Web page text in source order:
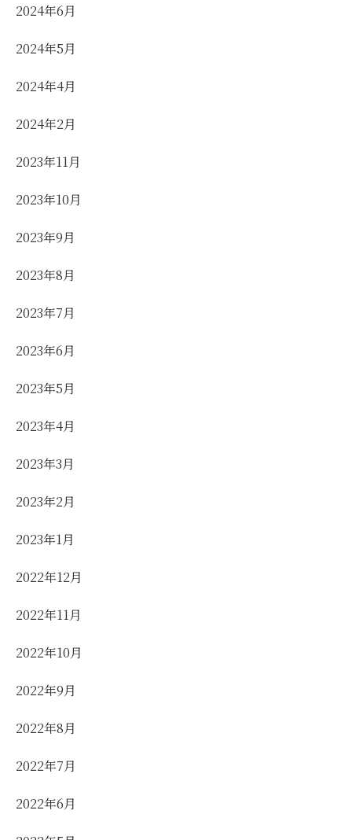
2024年6月
2024年5月
2024年4月
2024年2月
2023年11月
2023年10月
2023年9月
2023年8月
2023年7月
2023年6月
2023年5月
2023年4月
2023年3月
2023年2月
2023年1月
2022年12月
2022年11月
2022年10月
2022年9月
2022年8月
2022年7月
2022年6月